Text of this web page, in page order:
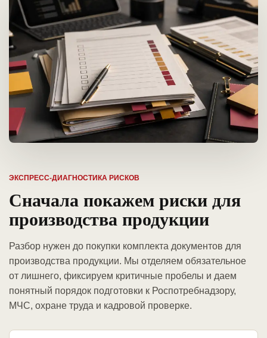
ЭКСПРЕСС-ДИАГНОСТИКА РИСКОВ
Сначала покажем риски для
производства продукции
Разбор нужен до покупки комплекта документов для
производства продукции. Мы отделяем обязательное
от лишнего, фиксируем критичные пробелы и даем
понятный порядок подготовки к Роспотребнадзору,
МЧС, охране труда и кадровой проверке.